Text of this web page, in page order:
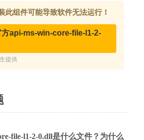
file-l1-2-0.dll是什么文件？为什么